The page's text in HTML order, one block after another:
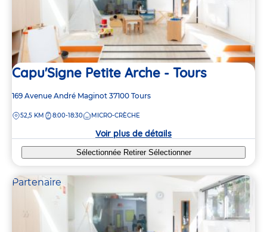
Capu'Signe Petite Arche - Tours
Adresse
la
169 Avenue André Maginot 37100 Tours
DISTANCE
52,5 KM 8:00-18:30 MICRO-CRÈCHE
Voir plus de détails
Sélectionnée Retirer Sélectionner
Partenaire